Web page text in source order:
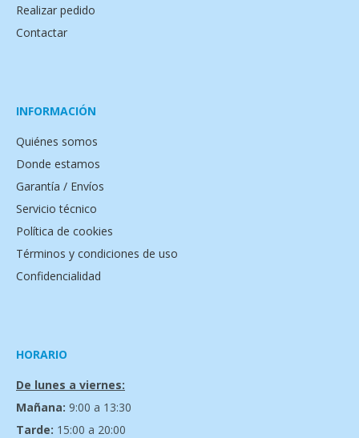
Realizar pedido
Contactar
INFORMACIÓN
Quiénes somos
Donde estamos
Garantía / Envíos
Servicio técnico
Política de cookies
Términos y condiciones de uso
Confidencialidad
HORARIO
De lunes a viernes:
Mañana: 9:00 a 13:30
Tarde: 15:00 a 20:00